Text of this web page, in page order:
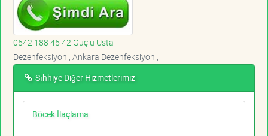
0542 188 45 42 Güçlü Usta
Dezenfeksiyon , Ankara Dezenfeksiyon ,
Sıhhiye Diğer Hizmetlerimiz
Böcek İlaçlama